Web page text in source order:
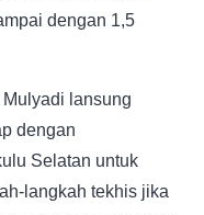
dengan 1,5
lansung
dengan
Selatan untuk
langkah tekhis jika